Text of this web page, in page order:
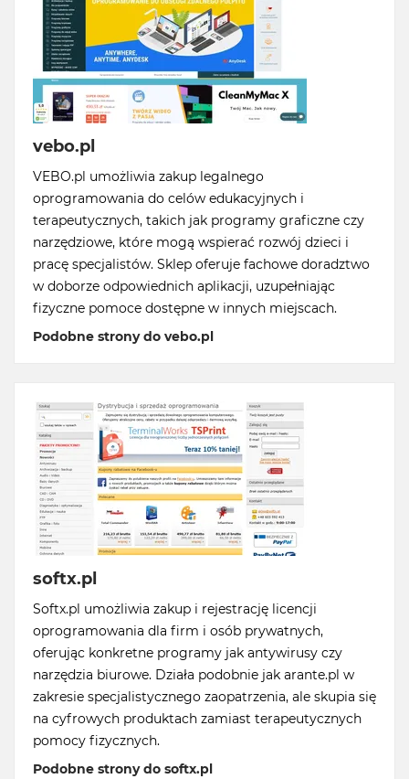
vebo.pl
VEBO.pl umożliwia zakup legalnego
oprogramowania do celów edukacyjnych i
terapeutycznych, takich jak programy graficzne czy
narzędziowe, które mogą wspierać rozwój dzieci i
pracę specjalistów. Sklep oferuje fachowe doradztwo
w doborze odpowiednich aplikacji, uzupełniając
fizyczne pomoce dostępne w innych miejscach.
Podobne strony do vebo.pl
softx.pl
Softx.pl umożliwia zakup i rejestrację licencji
oprogramowania dla firm i osób prywatnych,
oferując konkretne programy jak antywirusy czy
narzędzia biurowe. Działa podobnie jak arante.pl w
zakresie specjalistycznego zaopatrzenia, ale skupia się
na cyfrowych produktach zamiast terapeutycznych
pomocy fizycznych.
Podobne strony do softx.pl